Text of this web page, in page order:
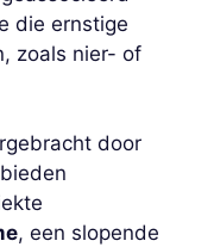
die ernstige
zoals nier- of
door
, een slopende